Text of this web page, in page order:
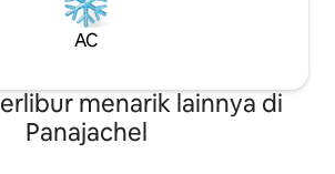
AC
menarik lainnya di
Panajachel